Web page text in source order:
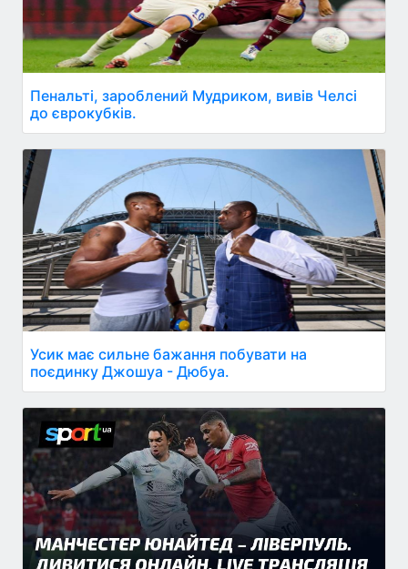
Пенальті, зароблений Мудриком, вивів Челсі
до єврокубків.
Усик має сильне бажання побувати на
поєдинку Джошуа - Дюбуа.